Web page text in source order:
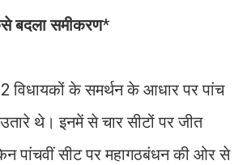
बदला समीकरण*
विधायकों के समर्थन के आधार पर पांच
उतारे थे। इनमें से चार सीटों पर जीत
पांचवीं सीट पर महागठबंधन की ओर से